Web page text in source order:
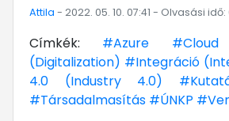
Attila - 2022. 05. 10. 07:41 - Olvasási
Címkék: #Azure #Cloud
(Digitalization) #Integráció
4.0 (Industry 4.0)
#Társadalmasítás #ÚNKP